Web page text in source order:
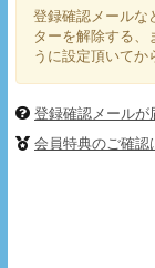
登録確認メールな
ターを解除する、
うに設定頂いてか
登録確認メールが
会員特典のご確認